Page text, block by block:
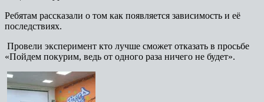
Ребятам рассказали о том как появляется зависимость и её
последствиях.
Провели эксперимент кто лучше сможет отказать в просьбе
«Пойдем покурим, ведь от одного раза ничего не будет».